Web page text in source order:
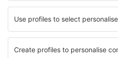
Hotels in Dell Rapids Hotels in
Hotels in Campi Bisenzio